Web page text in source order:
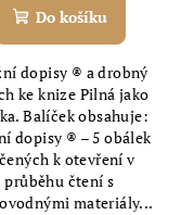
Do košíku
dopisy ® a drobný
ke knize Pilná jako
Balíček obsahuje:
dopisy ® – 5 obálek
k otevření v
průběhu čtení s
materiály...